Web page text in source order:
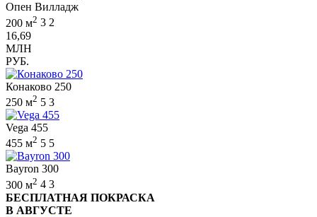
Опен Вилладж
200 м2 3 2
16,69
МЛН
РУБ.
Конаково 250
250 м2 5 3
Vega 455
455 м2 5 5
Bayron 300
300 м2 4 3
БЕСПЛАТНАЯ ПОКРАСКА
В АВГУСТЕ